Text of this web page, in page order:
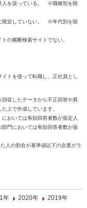
人を扱っている。 ※職種別を除
限定していない。 ※年代別を除
トの横断検索サイトでない。
トを使って転職し、正社員とし
収したデータから不正回答や異
上で作成しています。
おいては有効回答者数が規定人
門においては有効回答者数が規
人の割合が基準値以下の企業がラ
年 2020年
2019年